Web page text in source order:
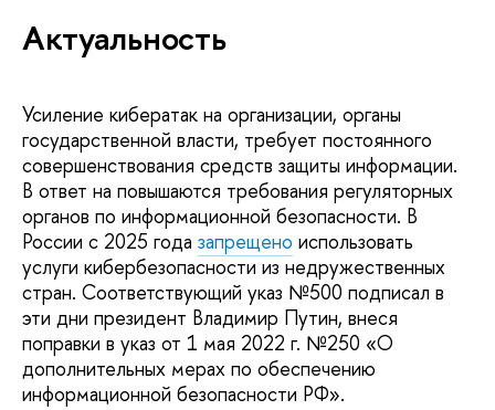
Актуальность
Усиление кибератак на организации, органы
государственной власти, требует постоянного
совершенствования средств защиты информации.
В ответ на повышаются требования регуляторных
органов по информационной безопасности. В
России с 2025 года запрещено использовать
услуги кибербезопасности из недружественных
стран. Соответствующий указ №500 подписал в
эти дни президент Владимир Путин, внеся
поправки в указ от 1 мая 2022 г. №250 «О
дополнительных мерах по обеспечению
информационной безопасности РФ».